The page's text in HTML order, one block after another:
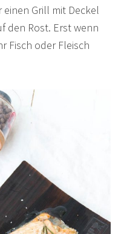
einen Grill mit Deckel
den Rost. Erst wenn
Fisch oder Fleisch